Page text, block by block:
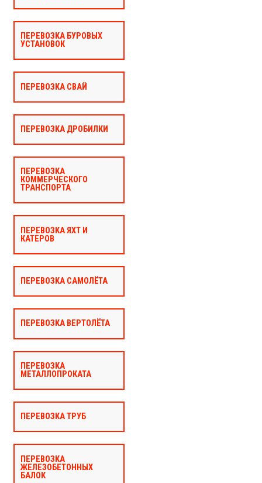
ПЕРЕВОЗКА БУРОВЫХ
УСТАНОВОК
ПЕРЕВОЗКА СВАЙ
ПЕРЕВОЗКА ДРОБИЛКИ
ПЕРЕВОЗКА
КОММЕРЧЕСКОГО
ТРАНСПОРТА
ПЕРЕВОЗКА ЯХТ И
КАТЕРОВ
ПЕРЕВОЗКА САМОЛЁТА
ПЕРЕВОЗКА ВЕРТОЛЁТА
ПЕРЕВОЗКА
МЕТАЛЛОПРОКАТА
ПЕРЕВОЗКА ТРУБ
ПЕРЕВОЗКА
ЖЕЛЕЗОБЕТОННЫХ
БАЛОК